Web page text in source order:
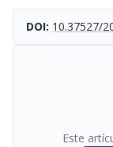
DOI: 10.37527/
Este